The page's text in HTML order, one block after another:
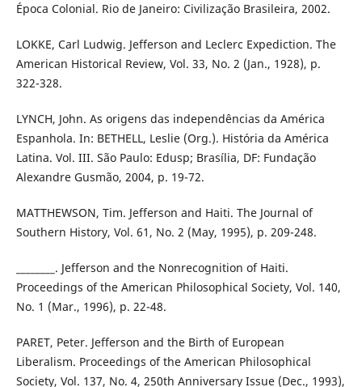
Época Colonial. Rio de Janeiro: Civilização Brasileira, 2002.
LOKKE, Carl Ludwig. Jefferson and Leclerc Expediction. The
American Historical Review, Vol. 33, No. 2 (Jan., 1928), p.
322-328.
LYNCH, John. As origens das independências da América
Espanhola. In: BETHELL, Leslie (Org.). História da América
Latina. Vol. III. São Paulo: Edusp; Brasília, DF: Fundação
Alexandre Gusmão, 2004, p. 19-72.
MATTHEWSON, Tim. Jefferson and Haiti. The Journal of
Southern History, Vol. 61, No. 2 (May, 1995), p. 209-248.
________. Jefferson and the Nonrecognition of Haiti.
Proceedings of the American Philosophical Society, Vol. 140,
No. 1 (Mar., 1996), p. 22-48.
PARET, Peter. Jefferson and the Birth of European
Liberalism. Proceedings of the American Philosophical
Society, Vol. 137, No. 4, 250th Anniversary Issue (Dec., 1993),